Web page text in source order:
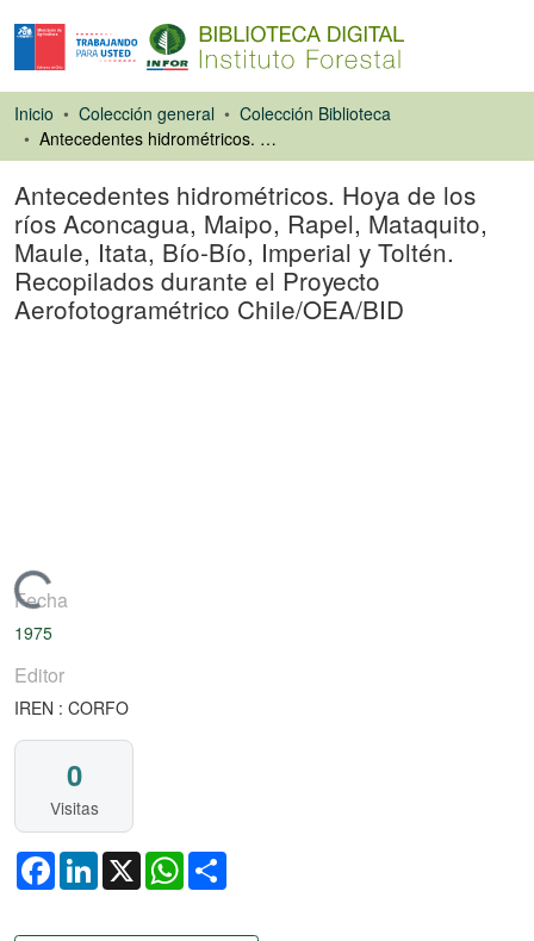
Inicio Colección general
Colección Biblioteca
Antecedentes hidrométricos. Hoya de los ríos Aconcagua, Maipo, Rapel, Mataquito, Maule, Itata, Bío-Bío, Imperial y Toltén. Recopilados durante el Proyecto Aerofotogramétrico Chile/OEA/BID
Antecedentes hidrométricos. Hoya de los
ríos Aconcagua, Maipo, Rapel, Mataquito,
Maule, Itata, Bío-Bío, Imperial y Toltén.
Recopilados durante el Proyecto
Aerofotogramétrico Chile/OEA/BID
Cargando...
Fecha
1975
Editor
IREN : CORFO
0
Visitas
FacebookLinkedIn
X WhatsApp